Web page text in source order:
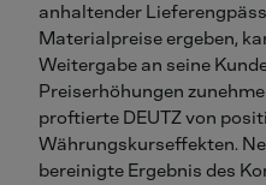
anhaltender
Materialpreise ergeben,
Weitergabe an seine
Preiserhöhungen
proftierte DEUTZ von
Währungskurseffekten.
bereinigte Ergebnis des